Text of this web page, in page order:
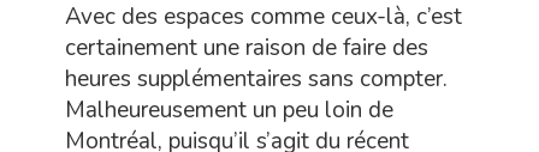
Avec des espaces comme ceux-là, c’est
certainement une raison de faire des
heures supplémentaires sans compter.
Malheureusement un peu loin de
Montréal, puisqu’il s’agit du récent